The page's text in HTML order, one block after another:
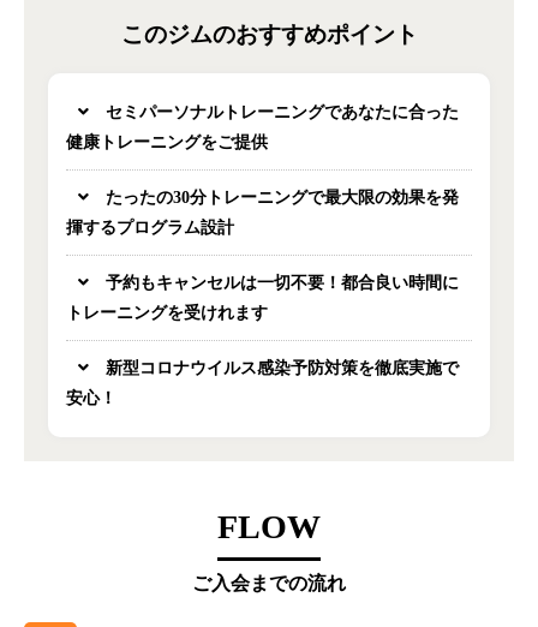
このジムのおすすめポイント
セミパーソナルトレーニングであなたに合った
健康トレーニングをご提供
たったの30分トレーニングで最大限の効果を発
揮するプログラム設計
予約もキャンセルは一切不要！都合良い時間に
トレーニングを受けれます
新型コロナウイルス感染予防対策を徹底実施で
安心！
FLOW
ご入会までの流れ